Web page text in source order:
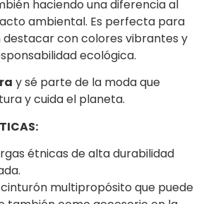
haciendo una diferencia al
ambiental. Es perfecta para
destacar con colores vibrantes y
ecológica.
y sé parte de la moda que
y cuida el planeta.
étnicas de alta durabilidad
multipropósito que puede